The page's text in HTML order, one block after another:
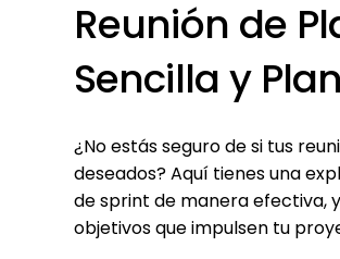
Reunión de
Sencilla y
¿No estás seguro de si tus
deseados? Aquí tienes una
de sprint de manera efectiva,
objetivos que impulsen tu